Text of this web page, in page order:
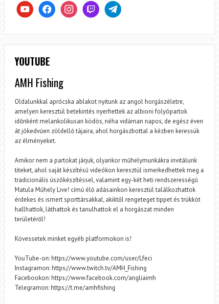
youtube facebookinstagramtwitch telegram
YOUTUBE
AMH Fishing
Oldalunkkal aprócska ablakot nyitunk az angol horgászéletre,
amelyen keresztül betekintés nyerhettek az albioni folyópartok
időnként melankolikusan ködös, néha vidáman napos, de egész éven
át jókedvűen zöldellő tájaira, ahol horgászbottal a kézben keressük
az élményeket.
Amikor nem a partokat járjuk, olyankor műhelymunkákra invitálunk
titeket, ahol saját készítésű videókon keresztül ismerkedhettek meg a
tradicionális úszókészítéssel, valamint egy-két heti rendszerességű
Matula Műhely Live! című élő adásainkon keresztül találkozhattok
érdekes és ismert sporttársakkal, akiktől rengeteget tippet és trükköt
hallhattok, láthattok és tanulhattok el a horgászat minden
területéről!
Kövessetek minket egyéb platformokon is!
YouTube-on: https://www.youtube.com/user/Lfeci
Instagramon: https://www.twitch.tv/AMH_Fishing
Facebookon: https://www.facebook.com/angliaimh
Telegramon: https://t.me/amhfishing